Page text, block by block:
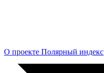
О проекте Полярный индекс